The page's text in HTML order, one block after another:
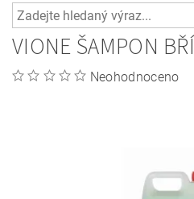
VIONE ŠAMPON
Neohodnoceno